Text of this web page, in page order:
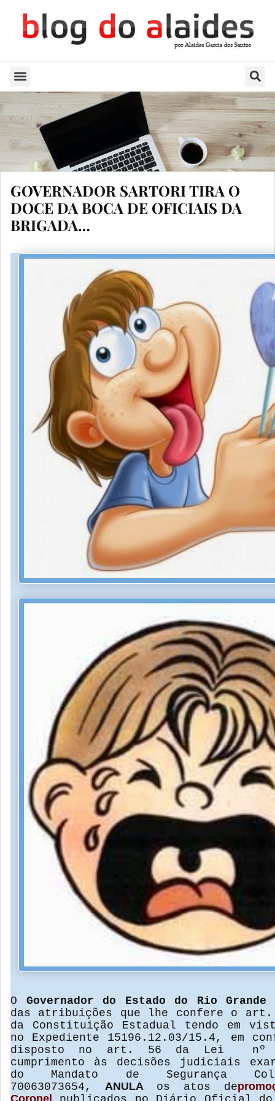
GOVERNADOR SARTORI TIRA O
DOCE DA BOCA DE OFICIAIS DA
BRIGADA…
O Governador do Estado do Rio
das atribuições que lhe confere o
da Constituição Estadual tendo em
no Expediente 15196.12.03/15.4, em
disposto no art. 56 da Lei nº
cumprimento às decisões judiciais
do Mandato de Segurança
70063073654, ANULAos atos de